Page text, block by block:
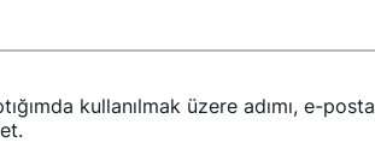
kullanılmak üzere adımı, e-